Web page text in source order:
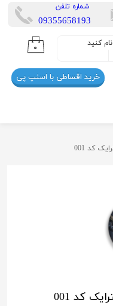
کنید ۰
​شماره تلفن
​​09355658193
خرید اقساطی با اسنپ پی
کد 001
کد 001